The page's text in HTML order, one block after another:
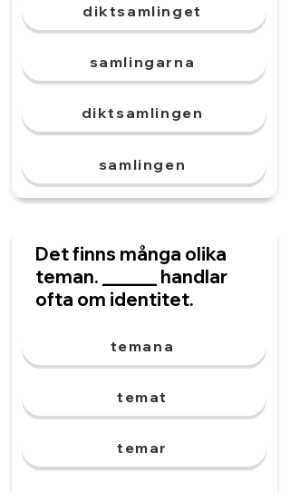
diktsamlinget
samlingarna
diktsamlingen
samlingen
Det finns många olika
teman. ______ handlar
ofta om identitet.
temana
temat
temar